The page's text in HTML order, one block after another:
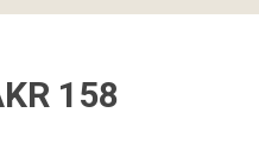
158